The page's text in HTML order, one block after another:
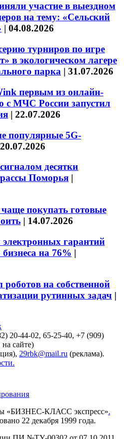
участие в выездном
на тему: «Сельский
| 04.08.2026
турниров по игре
в экологическом лагере
парка | 31.07.2026
первым из онлайн-
с МЧС России запустил
| 22.07.2026
популярные 5G-
20.07.2026
десятки
Поморья |
покупать готовые
| 14.07.2026
гарантий
на 76% |
на собственной
рутинных задач |
20-44-02, 65-25-40, +7 (909)
на сайте)
29rbk@mail.ru (реклама).
«БИЗНЕС-КЛАСС экспресс».
22 декабря 1999 года.